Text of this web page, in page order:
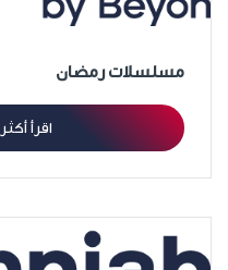
مسلسلات رمضان
اقرأ أكثر